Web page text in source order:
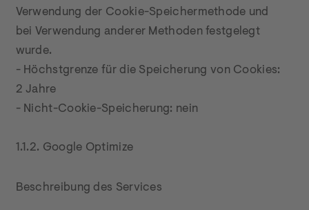
Verwendung der Cookie-Speichermethode und
bei Verwendung anderer Methoden festgelegt
wurde.
- Höchstgrenze für die Speicherung von Cookies:
2 Jahre
- Nicht-Cookie-Speicherung: nein
1.1.2. Google Optimize
Beschreibung des Services